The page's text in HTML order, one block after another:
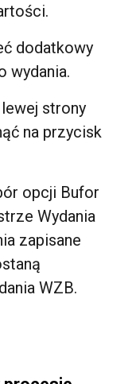
dodatkowy
wydania.
lewej strony
na przycisk
opcji Bufor
Wydania
zapisane
WZB.